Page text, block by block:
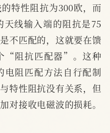
特性阻抗为300欧，而
线输入端的阻抗是75
不匹配的，这就要在馈
“阻抗匹配器”。这种
阻匹配方法自行配制
特性阻抗没有关系，但
对接收电磁波的损耗。